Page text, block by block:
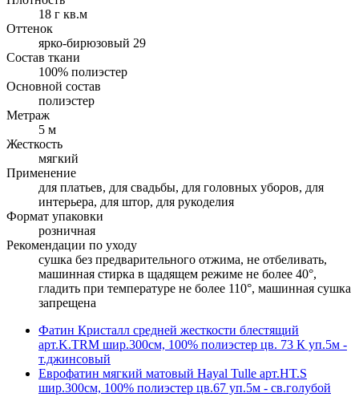
18 г кв.м
Оттенок
ярко-бирюзовый 29
Состав ткани
100% полиэстер
Основной состав
полиэстер
Метраж
5 м
Жесткость
мягкий
Применение
для платьев, для свадьбы, для головных уборов, для
интерьера, для штор, для рукоделия
Формат упаковки
розничная
Рекомендации по уходу
cушка без предварительного отжима, не отбеливать,
машинная стирка в щадящем режиме не более 40°,
гладить при температуре не более 110°, машинная сушка
запрещена
Фатин Кристалл средней жесткости блестящий
арт.K.TRM шир.300см, 100% полиэстер цв. 73 К уп.5м -
т.джинсовый
Еврофатин мягкий матовый Hayal Tulle арт.HT.S
шир.300см, 100% полиэстер цв.67 уп.5м - св.голубой